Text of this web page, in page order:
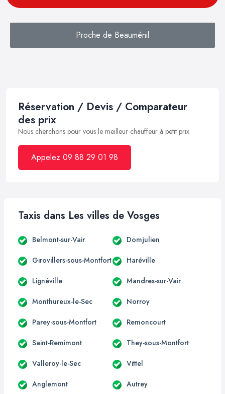
Proche de Beauménil
Réservation / Devis / Comparateur
des prix
Nous cherchons pour vous le meilleur chauffeur à petit prix
Appelez 09 88 29 01 98
Taxis dans Les villes de Vosges
Belmont-sur-Vair Domjulien
Girovillers-sous-Montfort Haréville
Lignéville Mandres-sur-Vair
Monthureux-le-Sec Norroy
Parey-sous-Montfort Remoncourt
Saint-Remimont They-sous-Montfort
Valleroy-le-Sec Vittel
Anglemont Autrey